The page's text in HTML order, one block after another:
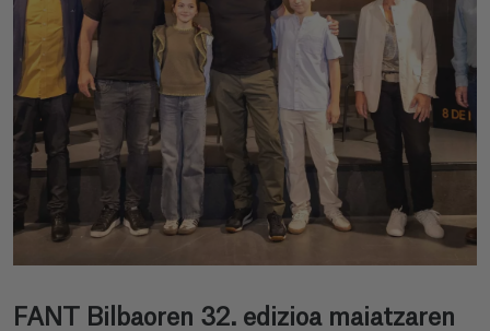
FANT Bilbaoren 32. edizioa maiatzaren